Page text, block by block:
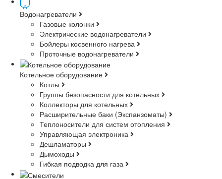
Водонагреватели
Газовые колонки
Электрические водонагреватели
Бойлеры косвенного нагрева
Проточные водонагреватели
Котельное оборудование
Котлы
Группы безопасности для котельных
Коллекторы для котельных
Расширительные баки (Экспанзоматы)
Теплоносители для систем отопления
Управляющая электроника
Дешламаторы
Дымоходы
Гибкая подводка для газа